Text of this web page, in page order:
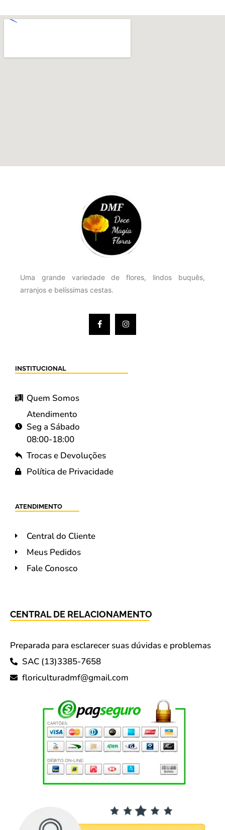
Uma grande variedade de flores, lindos buquês,
arranjos e belíssimas cestas.
INSTITUCIONAL
Quem Somos
Atendimento
Seg a Sábado
08:00-18:00
Trocas e Devoluções
Política de Privacidade
ATENDIMENTO
Central do Cliente
Meus Pedidos
Fale Conosco
CENTRAL DE RELACIONAMENTO
Preparada para esclarecer suas dúvidas e problemas
SAC (13)3385-7658
floriculturadmf@gmail.com